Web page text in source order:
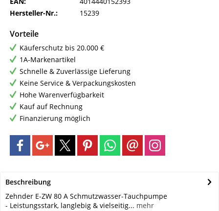
Hersteller-Nr.:
15239
Vorteile
Käuferschutz bis 20.000 €
1A-Markenartikel
Schnelle & Zuverlässige Lieferung
Keine Service & Verpackungskosten
Hohe Warenverfügbarkeit
Kauf auf Rechnung
Finanzierung möglich
Beschreibung
Zehnder E-ZW 80 A Schmutzwasser-Tauchpumpe
- Leistungsstark, langlebig & vielseitig... mehr